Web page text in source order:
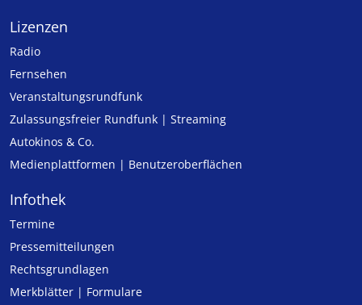
Lizenzen
Radio
Fernsehen
Veranstaltungsrundfunk
Zulassungs­freier Rund­funk | Streaming
Autokinos & Co.
Medienplattformen | Benutzeroberflächen
Infothek
Termine
Pressemitteilungen
Rechtsgrundlagen
Merkblätter | Formulare